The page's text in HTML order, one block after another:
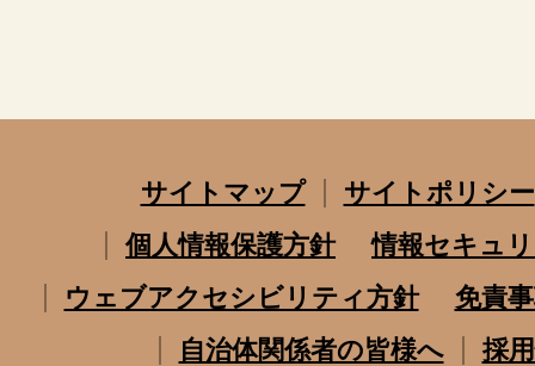
サイトマップ
サイトポリシー
個人情報保護方針
情報セキュ
ウェブアクセシビリティ方針
免責
自治体関係者の皆様へ
採